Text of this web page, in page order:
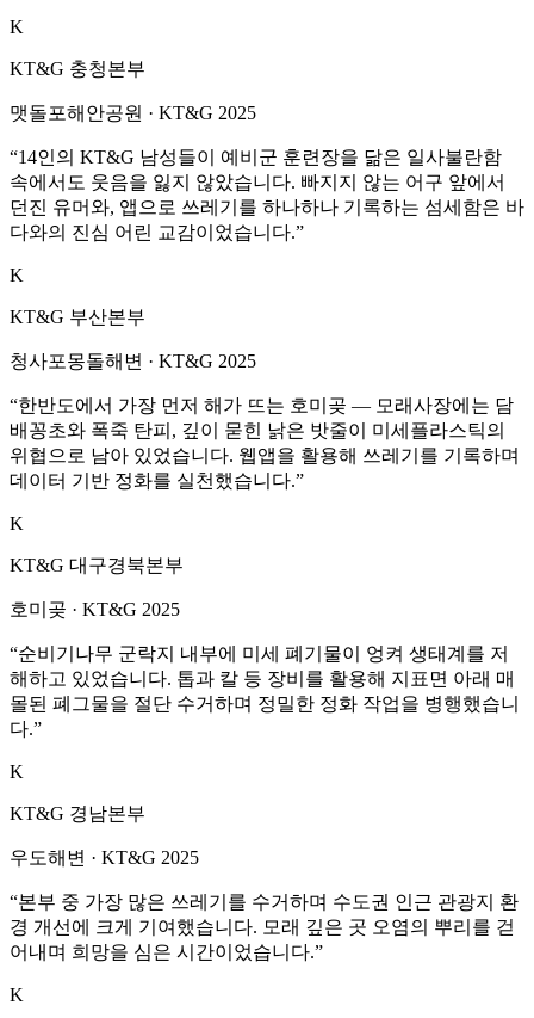
K
KT&G 충청본부
맷돌포해안공원 · KT&G 2025
“14인의 KT&G 남성들이 예비군 훈련장을 닮은 일사불란함
속에서도 웃음을 잃지 않았습니다. 빠지지 않는 어구 앞에서
던진 유머와, 앱으로 쓰레기를 하나하나 기록하는 섬세함은 바
다와의 진심 어린 교감이었습니다.”
K
KT&G 부산본부
청사포몽돌해변 · KT&G 2025
“한반도에서 가장 먼저 해가 뜨는 호미곶 — 모래사장에는 담
배꽁초와 폭죽 탄피, 깊이 묻힌 낡은 밧줄이 미세플라스틱의
위협으로 남아 있었습니다. 웹앱을 활용해 쓰레기를 기록하며
데이터 기반 정화를 실천했습니다.”
K
KT&G 대구경북본부
호미곶 · KT&G 2025
“순비기나무 군락지 내부에 미세 폐기물이 엉켜 생태계를 저
해하고 있었습니다. 톱과 칼 등 장비를 활용해 지표면 아래 매
몰된 폐그물을 절단 수거하며 정밀한 정화 작업을 병행했습니
다.”
K
KT&G 경남본부
우도해변 · KT&G 2025
“본부 중 가장 많은 쓰레기를 수거하며 수도권 인근 관광지 환
경 개선에 크게 기여했습니다. 모래 깊은 곳 오염의 뿌리를 걷
어내며 희망을 심은 시간이었습니다.”
K